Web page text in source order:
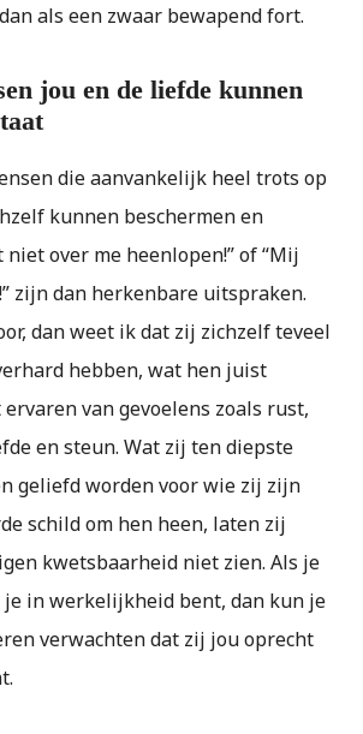
als een zwaar bewapend fort.
jou en de liefde kunnen
die aanvankelijk heel trots op
kunnen beschermen en
over me heenlopen!” of “Mij
zijn dan herkenbare uitspraken.
dan weet ik dat zij zichzelf teveel
hebben, wat hen juist
van gevoelens zoals rust,
en steun. Wat zij ten diepste
geliefd worden voor wie zij zijn
schild om hen heen, laten zij
kwetsbaarheid niet zien. Als je
in werkelijkheid bent, dan kun je
verwachten dat zij jou oprecht